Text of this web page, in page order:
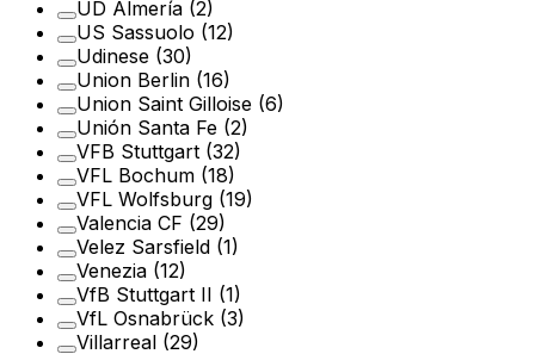
UD Almería (2)
US Sassuolo (12)
Udinese (30)
Union Berlin (16)
Union Saint Gilloise (6)
Unión Santa Fe (2)
VFB Stuttgart (32)
VFL Bochum (18)
VFL Wolfsburg (19)
Valencia CF (29)
Velez Sarsfield (1)
Venezia (12)
VfB Stuttgart II (1)
VfL Osnabrück (3)
Villarreal (29)